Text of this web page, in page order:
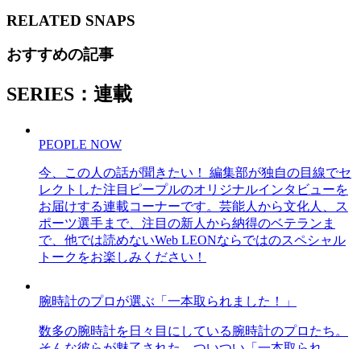
RELATED SNAPS
おすすめの記事
SERIES：連載
PEOPLE NOW
今、この人の話が聞きたい！ 編集部が独自の目線でセ
レクトした注目ピープルのオリジナルインタビューを
お届けする連載コーナーです。芸能人から文化人、ス
ポーツ選手まで、注目の新人から納得のベテランま
で、他では読めないWeb LEONならではのスペシャル
トークをお楽しみください！
腕時計のプロが選ぶ「一本取られました！」
数多の腕時計を日々目にしている腕時計のプロたち。